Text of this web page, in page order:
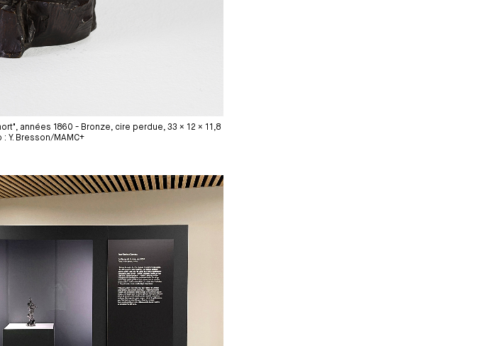
années 1860 - Bronze, cire perdue, 33 × 12 × 11,8
Y. Bresson/MAMC+